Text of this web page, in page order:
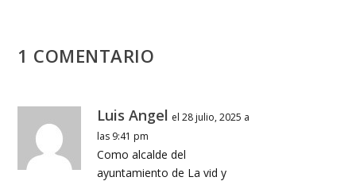
1 COMENTARIO
Luis Angel el 28 julio, 2025 a
las 9:41 pm
Como alcalde del
ayuntamiento de La vid y